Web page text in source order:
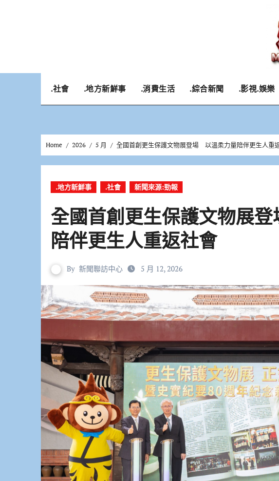
.社會 .地方新鮮事 .消費生活 .綜合新聞 .影視.娛樂
Home 2026 5 月 全國首創更生保護文物展登場 以溫柔力量陪伴更生人重
.地方新鮮事 .社會 新聞來源:勁報
全國首創更生保護文物展
陪伴更生人重返社會
By 新聞聯訪中心 5 月 12, 2026